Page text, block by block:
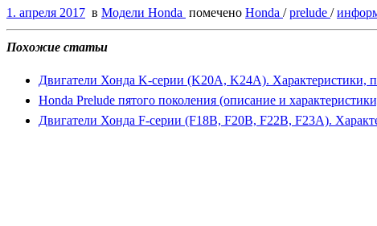
1. апреля 2017 в Модели Honda помечено Honda /prelude /
Похожие статьи
Двигатели Хонда K-серии (K20A, K24A). Характеристики,
Honda Prelude пятого поколения (описание и
Двигатели Хонда F-серии (F18B, F20B, F22B, F23A).